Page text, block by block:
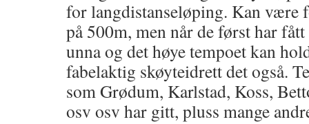
for langdistanseløping. Kan være
på 500m, men når de først har
unna og det høye tempoet kan
fabelaktig skøyteidrett det også.
som Grødum, Karlstad, Koss,
osv osv har gitt, pluss mange